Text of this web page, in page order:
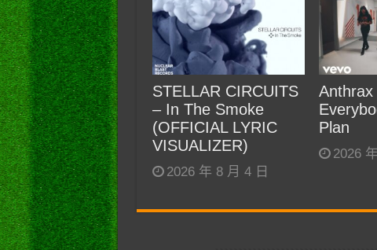
STELLAR CIRCUITS
– In The Smoke
(OFFICIAL LYRIC
VISUALIZER)
2026 年 8 月 4 日
Anthrax
Plan
2026